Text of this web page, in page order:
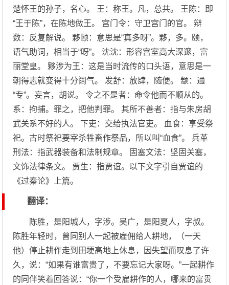
楚怀王的孙子，名心。 王：称王。凡，总共。 王陈：即
“王于陈”，在陈地做王。 宫门令：守卫宫门的官。 辩
数：反复解说。 夥颐：意思是“真多呀”。夥，多。颐，
语气助词，相当于“呀”。 沈沈：形容宫室高大深邃，富
丽堂皇。 夥涉为王：这是当时流传的口头语，意思是一
朝得志就变得十分阔气。 发舒：放肆，随便。 颛：通
“专”。妄言，胡说。 令之不是者：命令他而不顺从的。
系：拘捕。罪之，把他判罪。 其所不善者：指与朱房胡
武关系不好的人。 下吏：交给执法官吏。 血食：享受祭
祀。古时祭祀要宰杀牲畜作祭品，所以叫“血食”。 兵革
刑法：指武器装备和法制规章。 固塞文法：坚固关塞，
文饰法律条文。 贾生：指贾谊。以下文字引自贾谊的
《过秦论》上篇。
翻译：
陈胜，是阳城人，字涉。吴广，是阳夏人，字叔。
陈胜年轻时，曾同别人一起被雇佣给人耕地，（一天
他）停止耕作走到田埂高地上休息，因失望而叹息了许
久，说：“如果有谁富贵了，不要忘记大家呀。”一起耕作
的同伴笑着回答说：“你一个受雇耕作的人，哪来的富贵